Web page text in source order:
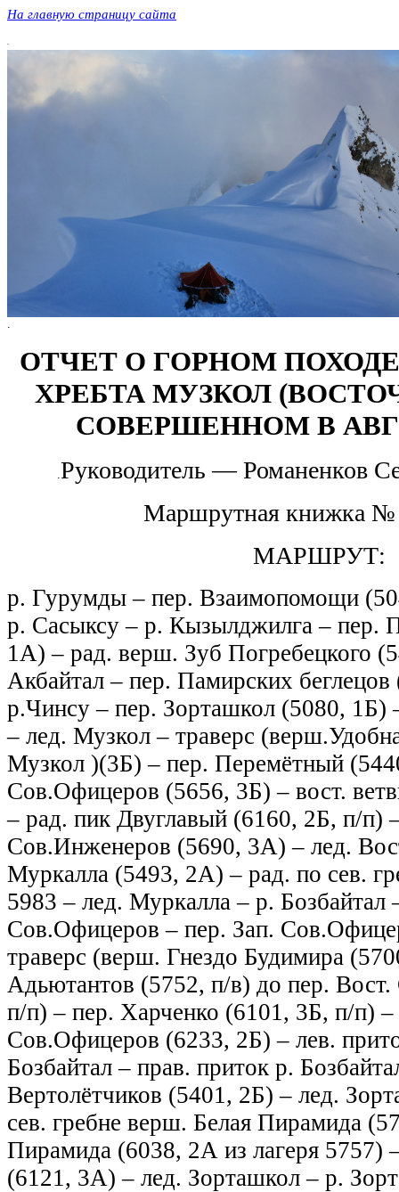
На главную страницу сайта
.
.
ОТЧЕТ О ГОРНОМ ПОХОДЕ
ХРЕБТА МУЗКОЛ
СОВЕРШЕННОМ В
.Руководитель — Романенков
Маршрутная книжка №
МАРШРУТ:
р. Гурумды – пер. Взаимопомощи
р. Сасыксу – р. Кызылджилга – пер.
1А) – рад. верш. Зуб Погребецкого
Акбайтал – пер. Памирских
р.Чинсу – пер. Зорташкол (5080, 1Б)
– лед. Музкол – траверс
Музкол )(3Б) – пер. Перемётный
Сов.Офицеров (5656, 3Б) – вост.
– рад. пик Двуглавый (6160, 2Б, п/п)
Сов.Инженеров (5690, 3А) – лед.
Муркалла (5493, 2А) – рад. по сев.
5983 – лед. Муркалла – р. Бозбайтал
Сов.Офицеров – пер. Зап.
траверс (верш. Гнездо Будимира
Адьютантов (5752, п/в) до пер.
п/п) – пер. Харченко (6101, 3Б, п/п) –
Сов.Офицеров (6233, 2Б) – лев.
Бозбайтал – прав. приток р.
Вертолётчиков (5401, 2Б) – лед.
сев. гребне верш. Белая Пирамида
Пирамида (6038, 2А из лагеря 5757)
(6121, 3А) – лед. Зорташкол – р.